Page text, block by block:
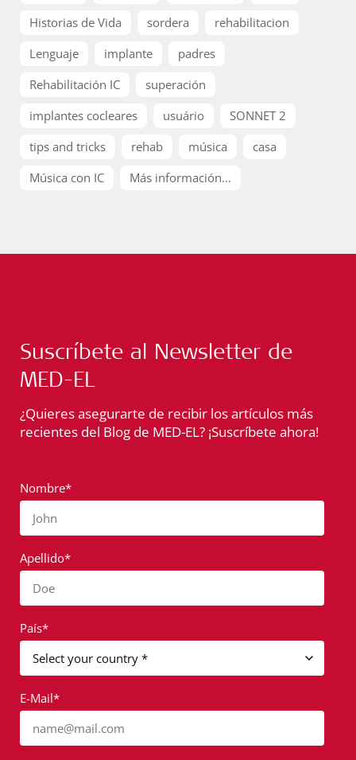
Historias de Vida sordera
rehabilitacion
Lenguaje
implante
padres
Rehabilitación IC
superación
implantes cocleares
usuário
SONNET 2
tips and tricks
rehab música
casa
Música con IC
Más información...
Suscríbete al Newsletter de
MED-EL
¿Quieres asegurarte de recibir los artículos más
recientes del Blog de MED-EL? ¡Suscríbete ahora!
Nombre*
John
Apellido*
Doe
País*
E-Mail*
name@mail.com